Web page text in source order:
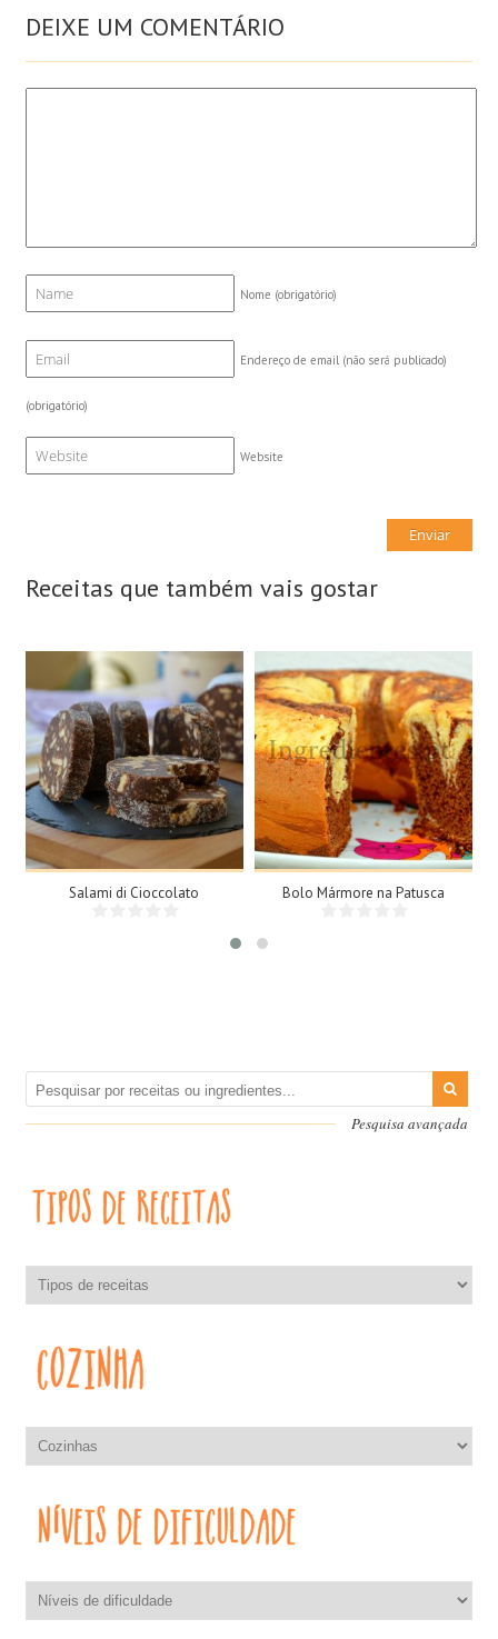
DEIXE UM COMENTÁRIO
Nome (obrigatório)
Endereço de email (não será publicado)
(obrigatório)
Website
Receitas que também vais gostar
15 Fatias
N/A
Salami di Cioccolato
8 Doses
8 Pessoas
25Min
Bolo Mármore na Patusca
Pesquisa avançada